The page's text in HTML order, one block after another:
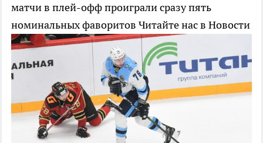
матчи в плей-офф проиграли сразу пять
номинальных фаворитов Читайте нас в Новости